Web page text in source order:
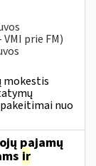
prie FM)
mokestis
nuo
pajamų
ir